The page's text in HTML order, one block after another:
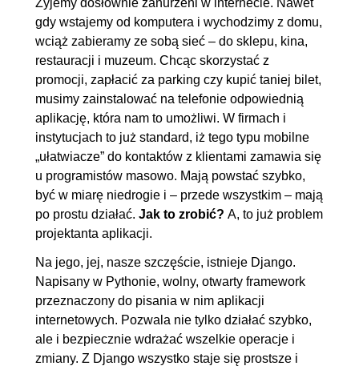
2.5. Przekierowanie cz. 2
00:04:37
2.6. Zwrócenie nagłówka
HTML
00:05:13
3. Szablony cz. 1 00:34:50
3.1. Rejestracja szablonu
OGLĄDAJ »
3.2. Proste renderowanie
00:02:38
3.3. Interpolacja zmiennych
00:05:04
3.4. Filtrowanie
00:05:02
3.5. Wykorzystanie pętli for
3.6. Instrukcja warunkowa
00:02:34
4. Szablony cz. 2
4.1. Widoki częściowe
00:04:44
4.2. Strona 404
00:05:02
gdy wstajemy od komputera i wychodzimy z domu,
wciąż zabieramy ze sobą sieć – do sklepu, kina,
restauracji i muzeum. Chcąc skorzystać z
promocji, zapłacić za parking czy kupić taniej bilet,
musimy zainstalować na telefonie odpowiednią
aplikację, która nam to umożliwi. W firmach i
instytucjach to już standard, iż tego typu mobilne
„ułatwiacze” do kontaktów z klientami zamawia się
u programistów masowo. Mają powstać szybko,
być w miarę niedrogie i – przede wszystkim – mają
po prostu działać. Jak to zrobić? A, to już problem
projektanta aplikacji.
Na jego, jej, nasze szczęście, istnieje Django.
Napisany w Pythonie, wolny, otwarty framework
przeznaczony do pisania w nim aplikacji
internetowych. Pozwala nie tylko działać szybko,
ale i bezpiecznie wdrażać wszelkie operacje i
zmiany. Z Django wszystko staje się prostsze i